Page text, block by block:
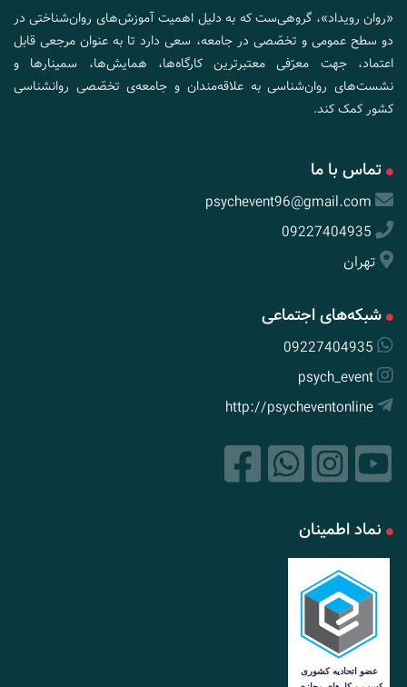
«روان رویداد»، گروهی‌ست که به دلیل اهمیت آموزش‌های روان‌شناختی در
دو سطح عمومی و تخصّصی در جامعه، سعی دارد تا به عنوان مرجعی قابل
اعتماد، جهت معرّفی معتبرترین کارگاه‌ها، همایش‌ها، سمینارها و
نشست‌های روان‌شناسی به علاقه‌مندان و جامعه‌ی تخصّصی روانشناسی
کشور کمک کند.
تماس با ما
psychevent96@gmail.com
09227404935
تهران
شبکه‌های اجتماعی
09227404935
psych_event
http://psycheventonline
نماد اطمینان